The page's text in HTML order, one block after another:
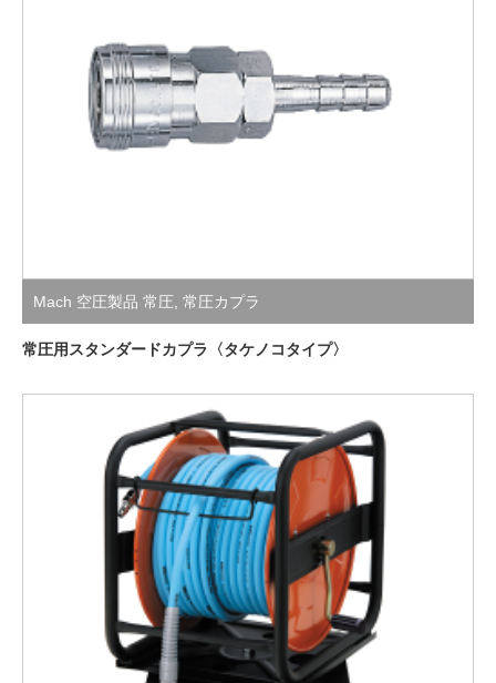
Mach 空圧製品 常圧 常圧カプラ
常圧用スタンダードカプラ〈タケノコタイプ〉